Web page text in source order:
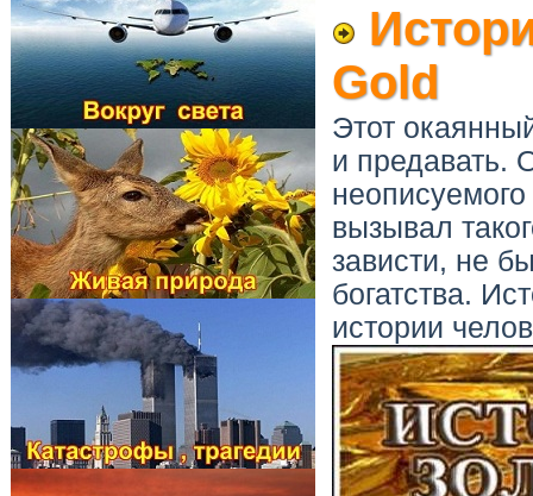
Gold
Этот
и предавать.
вызывал
зависти, не
богатства.
истории